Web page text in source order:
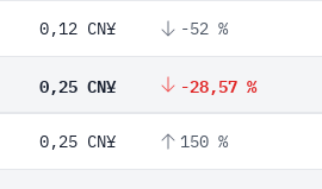
0,12 CN¥ -52 %
0,25 CN¥ -28,57 %
0,25 CN¥ 150 %